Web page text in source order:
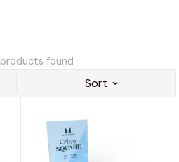
Sort
products found